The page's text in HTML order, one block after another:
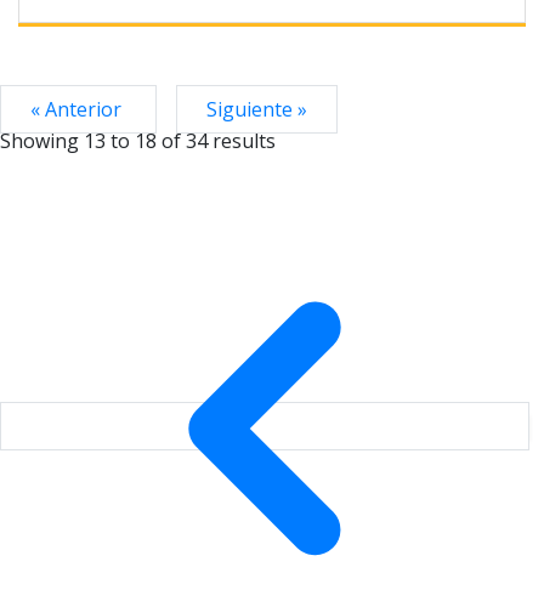
« Anterior
Siguiente »
Showing13to18of34results